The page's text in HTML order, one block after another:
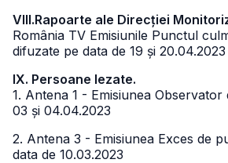
VIII.Rapoarte ale Direcției
România TV Emisiunile Punctul
difuzate pe data de 19 și 20.04.2023
IX. Persoane lezate.
1. Antena 1 - Emisiunea Observator
03 și 04.04.2023
2. Antena 3 - Emisiunea Exces de
data de 10.03.2023